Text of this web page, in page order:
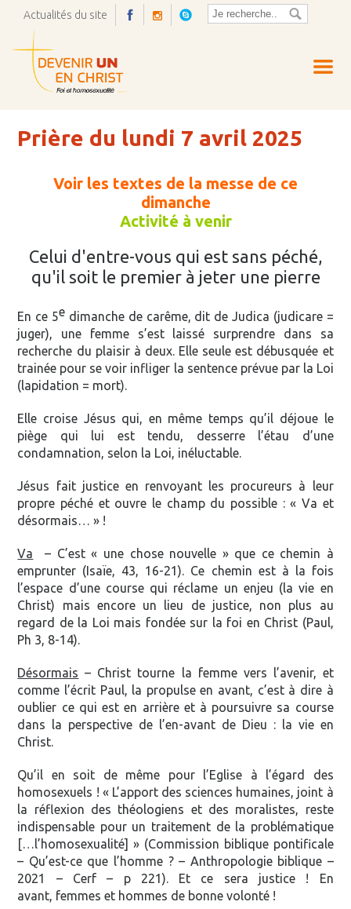
Actualités du site
Prière du lundi 7 avril 2025
Voir les textes de la messe de ce
dimanche
Activité à venir
Celui d'entre-vous qui est sans péché,
qu'il soit le premier à jeter une pierre
En ce 5e dimanche de carême, dit de Judica (judicare =
juger), une femme s’est laissé surprendre dans sa
recherche du plaisir à deux. Elle seule est débusquée et
trainée pour se voir infliger la sentence prévue par la Loi
(lapidation = mort).
Elle croise Jésus qui, en même temps qu’il déjoue le
piège qui lui est tendu, desserre l’étau d’une
condamnation, selon la Loi, inéluctable.
Jésus fait justice en renvoyant les procureurs à leur
propre péché et ouvre le champ du possible : « Va et
désormais… » !
Va – C’est « une chose nouvelle » que ce chemin à
emprunter (Isaïe, 43, 16-21). Ce chemin est à la fois
l’espace d’une course qui réclame un enjeu (la vie en
Christ) mais encore un lieu de justice, non plus au
regard de la Loi mais fondée sur la foi en Christ (Paul,
Ph 3, 8-14).
Désormais – Christ tourne la femme vers l’avenir, et
comme l’écrit Paul, la propulse en avant, c’est à dire à
oublier ce qui est en arrière et à poursuivre sa course
dans la perspective de l’en-avant de Dieu : la vie en
Christ.
Qu’il en soit de même pour l’Eglise à l’égard des
homosexuels ! « L’apport des sciences humaines, joint à
la réflexion des théologiens et des moralistes, reste
indispensable pour un traitement de la problématique
[…l’homosexualité] » (Commission biblique pontificale
– Qu’est-ce que l’homme ? – Anthropologie biblique –
2021 – Cerf – p 221). Et ce sera justice ! En
avant, femmes et hommes de bonne volonté !